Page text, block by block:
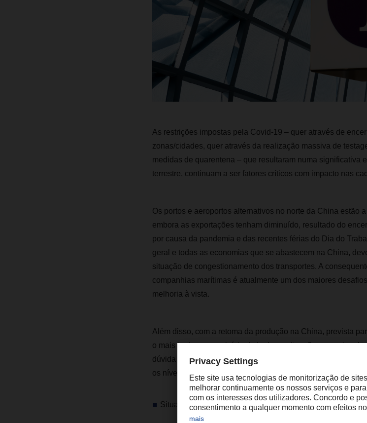
As restrições impostas pela Covid-19 – quer através de
zonas/cidades, quer através da realização massiva de
medidas de quarentena – que resultaram numa significativa
terrestre, continuam a ser fatores críticos com impacto nas
Os portos e aeroportos alternativos no norte da China estão
embora as exportações tenham diminuído, resultado do
por causa da pandemia e das recentes férias do Dia do
geral e todas as economias que se abastecem na China,
situação de congestionamento dos transportes. A
companhias marítimas é atualmente um dos maiores
melhoria à vista.
Além disso, com a retoma da produção na China, prevista
o mais tardar, para o início de junho, a situação operacional
dúvida intensificar-se. E a pressão sobre a disponibilidade
os níveis das taxas de transporte, poderão voltar a aumentar
Situação atual na China: